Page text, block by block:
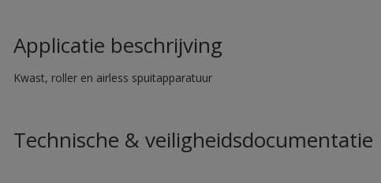
Applicatie beschrijving
Kwast, roller en airless spuitapparatuur
Technische & veiligheidsdocumentatie